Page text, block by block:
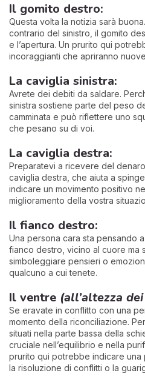
Il gomito destro:
Questa volta la notizia sarà
contrario del sinistro, il gomito
e l’apertura. Un prurito qui
incoraggianti che apriranno
La caviglia sinistra:
Avrete dei debiti da saldare.
sinistra sostiene parte del peso
camminata e può riflettere uno
che pesano su di voi.
La caviglia destra:
Preparatevi a ricevere del
caviglia destra, che aiuta a
indicare un movimento positivo
miglioramento della vostra
Il fianco destro:
Una persona cara sta pensando
fianco destro, vicino al cuore ma
simboleggiare pensieri o
qualcuno a cui tenete.
Il ventre (all’altezza
Se eravate in conflitto con una
momento della riconciliazione.
situati nella parte bassa della
cruciale nell’equilibrio e nella
prurito qui potrebbe indicare una
la risoluzione di conflitti o la